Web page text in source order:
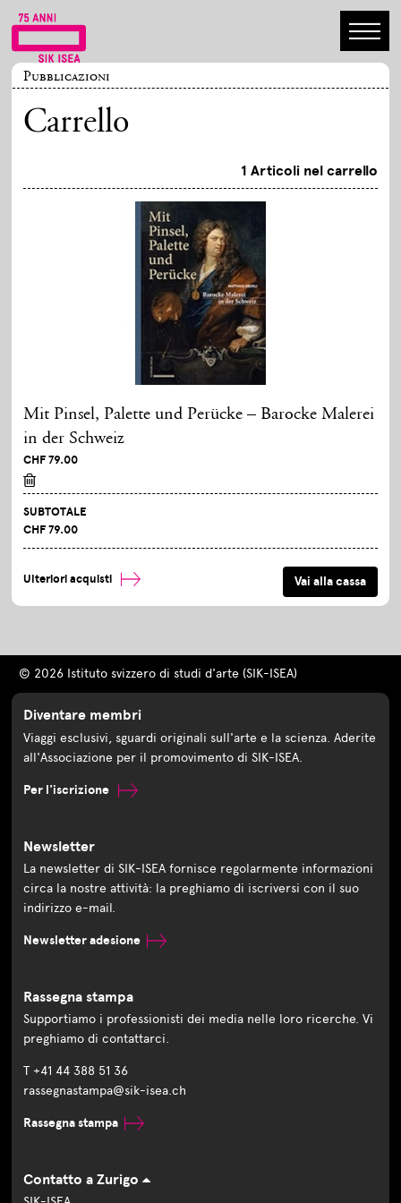
Pubblicazioni
Carrello
1 Articoli nel carrello
Mit Pinsel, Palette und Perücke – Barocke Malerei
in der Schweiz
CHF 79.00
SUBTOTALE
CHF 79.00
Ulteriori acquisti
© 2026 Istituto svizzero di studi d'arte (SIK-ISEA)
Diventare membri
Viaggi esclusivi, sguardi originali sull'arte e la scienza. Aderite
all'Associazione per il promovimento di SIK-ISEA.
Per l'iscrizione
Newsletter
La newsletter di SIK-ISEA fornisce regolarmente informazioni
circa la nostre attività: la preghiamo di iscriversi con il suo
indirizzo e-mail.
Newsletter adesione
Rassegna stampa
Supportiamo i professionisti dei media nelle loro ricerche. Vi
preghiamo di contattarci.
T +41 44 388 51 36
rassegnastampa@sik-isea.ch
Rassegna stampa
Contatto a Zurigo